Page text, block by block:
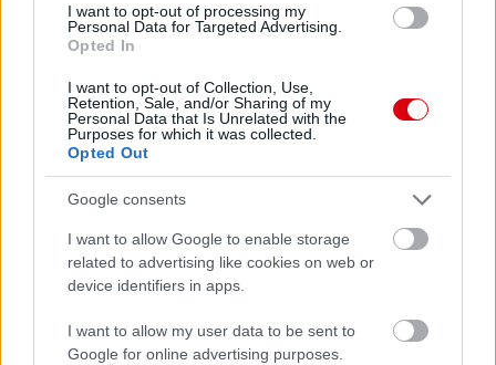
I want to opt-out of processing my
Personal Data for Targeted Advertising.
Opted In
I want to opt-out of Collection, Use,
Retention, Sale, and/or Sharing of my
Personal Data that Is Unrelated with the
Purposes for which it was collected.
Opted Out
Google consents
I want to allow Google to enable storage
related to advertising like cookies on web or
device identifiers in apps.
I want to allow my user data to be sent to
Google for online advertising purposes.
Manchester United
Nya Ullevi, Göteborg
2026-08-08 17:00
Leeds UnitedvsManchester United
AC Milan vsManchester United2026-08-15 18:00